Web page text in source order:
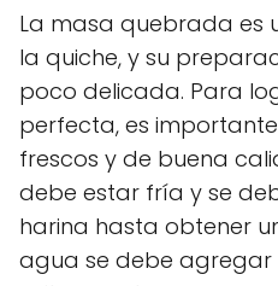
La masa quebrada es
la quiche, y su
poco delicada. Para
perfecta, es
frescos y de buena
debe estar fría y se
harina hasta obtener
agua se debe